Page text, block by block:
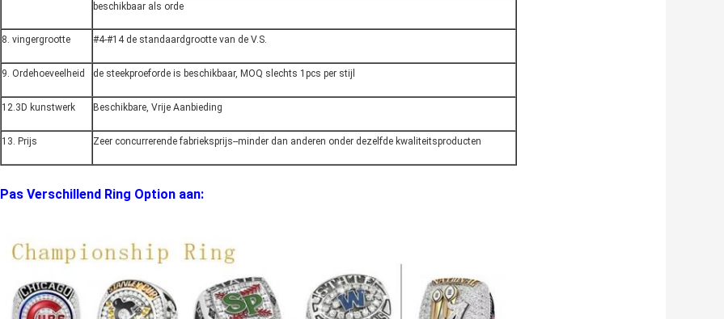
beschikbaar als orde
8. vingergrootte #4-#14 de standaardgrootte van de V.S.
9. Ordehoeveelheid de steekproeforde is beschikbaar, MOQ slechts 1pcs per stijl
12.3D kunstwerk Beschikbare, Vrije Aanbieding
13. Prijs Zeer concurrerende fabrieksprijs--minder dan anderen onder dezelfde kwaliteitsproducten
Pas Verschillend Ring Option aan: